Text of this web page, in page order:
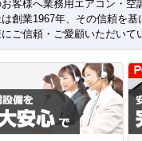
客様へ業務用エアコン・空
創業1967年、その信頼を
ご信頼・ご愛顧いただいて